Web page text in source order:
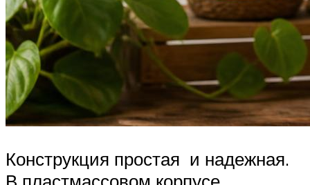
Конструкция простая и надежная.